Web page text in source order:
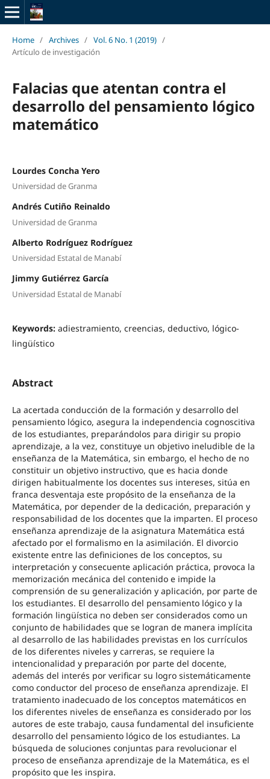
Home / Archives / Vol. 6 No. 1 (2019) /
Artículo de investigación
Falacias que atentan contra el
desarrollo del pensamiento lógico
matemático
Lourdes Concha Yero
Universidad de Granma
Andrés Cutiño Reinaldo
Universidad de Granma
Alberto Rodríguez Rodríguez
Universidad Estatal de Manabí
Jimmy Gutiérrez García
Universidad Estatal de Manabí
Keywords: adiestramiento, creencias, deductivo, lógico-
lingüístico
Abstract
La acertada conducción de la formación y desarrollo del
pensamiento lógico, asegura la independencia cognoscitiva
de los estudiantes, preparándolos para dirigir su propio
aprendizaje, a la vez, constituye un objetivo ineludible de la
enseñanza de la Matemática, sin embargo, el hecho de no
constituir un objetivo instructivo, que es hacia donde
dirigen habitualmente los docentes sus intereses, sitúa en
franca desventaja este propósito de la enseñanza de la
Matemática, por depender de la dedicación, preparación y
responsabilidad de los docentes que la imparten. El proceso
enseñanza aprendizaje de la asignatura Matemática está
afectado por el formalismo en la asimilación. El divorcio
existente entre las definiciones de los conceptos, su
interpretación y consecuente aplicación práctica, provoca la
memorización mecánica del contenido e impide la
comprensión de su generalización y aplicación, por parte de
los estudiantes. El desarrollo del pensamiento lógico y la
formación lingüística no deben ser considerados como un
conjunto de habilidades que se logran de manera implícita
al desarrollo de las habilidades previstas en los currículos
de los diferentes niveles y carreras, se requiere la
intencionalidad y preparación por parte del docente,
además del interés por verificar su logro sistemáticamente
como conductor del proceso de enseñanza aprendizaje. El
tratamiento inadecuado de los conceptos matemáticos en
los diferentes niveles de enseñanza es considerado por los
autores de este trabajo, causa fundamental del insuficiente
desarrollo del pensamiento lógico de los estudiantes. La
búsqueda de soluciones conjuntas para revolucionar el
proceso de enseñanza aprendizaje de la Matemática, es el
propósito que les inspira.